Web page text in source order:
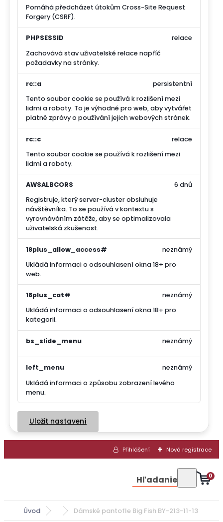
Pomáhá předcházet útokům Cross-Site Request
Forgery (CSRF).
PHPSESSID
Zachovává stav uživatelské relace napříč
požadavky na stránky.
relace
rc::a
Tento soubor cookie se používá k rozlišení mezi
lidmi a roboty. To je výhodné pro web, aby vytvářet
platné zprávy o používání jejich webových stránek.
persistentní
rc::c
Tento soubor cookie se používá k rozlišení mezi
lidmi a roboty.
relace
AWSALBCORS
Registruje, který server-cluster obsluhuje
návštěvníka. To se používá v kontextu s
vyrovnáváním zátěže, aby se optimalizovala
uživatelská zkušenost.
6 dnů
18plus_allow_access#
Ukládá informaci o odsouhlasení okna 18+ pro
web.
neznámý
18plus_cat#
Ukládá informaci o odsouhlasení okna 18+ pro
kategorii.
neznámý
bs_slide_menu neznámý
left_menu
Ukládá informaci o způsobu zobrazení levého
menu.
neznámý
Uložit nastavení
Přihlášení Nová registrace
Hľadanie 0
Úvod Dámské pantofle Big Fish BY-213-11-13